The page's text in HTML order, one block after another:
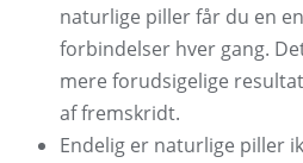
naturlige piller får du en
forbindelser hver gang.
mere forudsigelige
af fremskridt.
Endelig er naturlige piller